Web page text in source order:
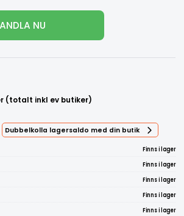
NU
(totalt inkl ev butiker)
Dubbelkolla lagersaldo med din butik
Finns i lager
Finns i lager
Finns i lager
Finns i lager
Finns i lager